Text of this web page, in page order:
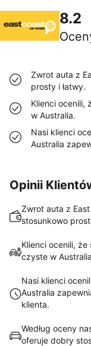
8.2
Zwrot auta z
prosty i łatwy.
Klienci ocenili,
w Australia.
Nasi klienci
Australia
Opinii
Zwrot auta z
stosunkowo
Klienci ocenili, że
czyste w
Nasi klienci
Australia
klienta.
Według oceny
oferuje dobry